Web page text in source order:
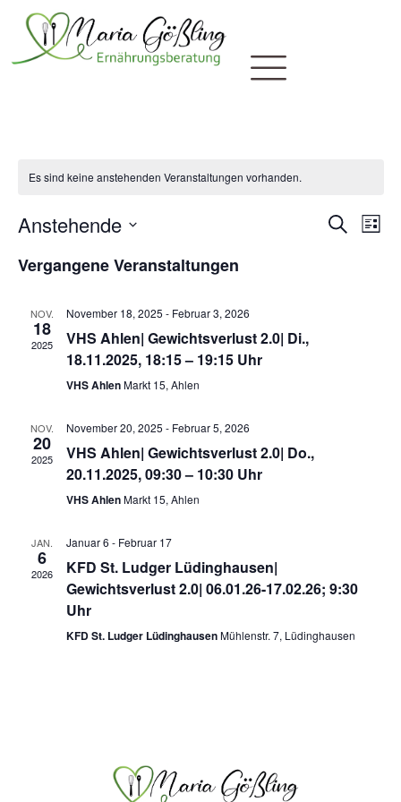
Es sind keine anstehenden Veranstaltungen vorhanden.
SucheListe
Anstehende
wählen.
Vergangene Veranstaltungen
NOV.
18
2025
November 18, 2025 - Februar 3, 2026
VHS Ahlen| Gewichtsverlust 2.0| Di.,
18.11.2025, 18:15 – 19:15 Uhr
VHS AhlenMarkt 15, Ahlen
NOV.
20
2025
November 20, 2025 - Februar 5, 2026
VHS Ahlen| Gewichtsverlust 2.0| Do.,
20.11.2025, 09:30 – 10:30 Uhr
VHS AhlenMarkt 15, Ahlen
JAN.
6
2026
Januar 6 - Februar 17
KFD St. Ludger Lüdinghausen|
Gewichtsverlust 2.0| 06.01.26-17.02.26; 9:30
Uhr
KFD St. Ludger LüdinghausenMühlenstr. 7, Lüdinghausen